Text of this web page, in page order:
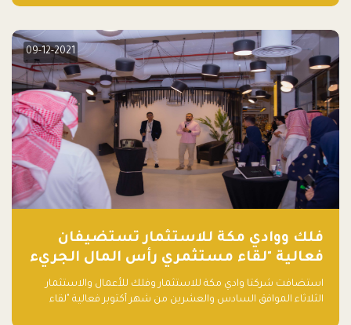
دولار أمريكي)، بقيادة شركتي دعم المنشآت المحدودة وتسارع القابضة
09-12-2021
فلك ووادي مكة للاستثمار تستضيفان
فعالية "لقاء مستثمري رأس المال الجريء
في المنطقة"
استضافت شركتا وادي مكة للاستثمار وفلك للأعمال والاستثمار
الثلاثاء الموافق السادس والعشرين من شهر أكتوبر فعالية "لقاء